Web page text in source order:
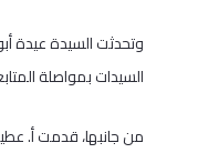
وتحدثت السيدة عيدة
السيدات بمواصلة
من جانبها، قدمت أ.